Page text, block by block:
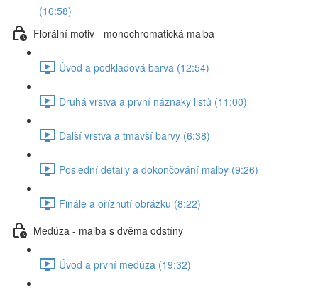
(16:58)
Florální motiv - monochromatická malba
Úvod a podkladová barva (12:54)
Druhá vrstva a první náznaky listů (11:00)
Další vrstva a tmavší barvy (6:38)
Poslední detaily a dokončování malby (9:26)
Finále a oříznutí obrázku (8:22)
Medúza - malba s dvěma odstíny
Úvod a první medúza (19:32)